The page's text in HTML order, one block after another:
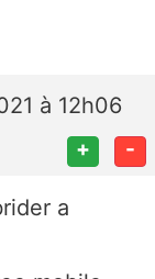
à 12h06
+ -
a